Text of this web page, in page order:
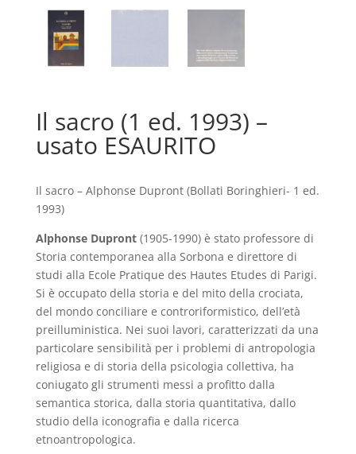
Il sacro (1 ed. 1993) –
usato ESAURITO
Il sacro – Alphonse Dupront (Bollati Boringhieri- 1 ed.
1993)
Alphonse Dupront(1905-1990) è stato professore di
Storia contemporanea alla Sorbona e direttore di
studi alla Ecole Pratique des Hautes Etudes di Parigi.
Si è occupato della storia e del mito della crociata,
del mondo conciliare e controriformistico, dell’età
preilluministica. Nei suoi lavori, caratterizzati da una
particolare sensibilità per i problemi di antropologia
religiosa e di storia della psicologia collettiva, ha
coniugato gli strumenti messi a profitto dalla
semantica storica, dalla storia quantitativa, dallo
studio della iconografia e dalla ricerca
etnoantropologica.